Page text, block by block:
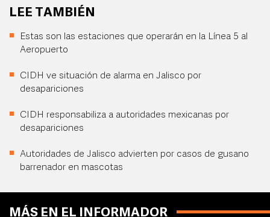
LEE TAMBIÉN
Estas son las estaciones que operarán en la Línea 5 al
Aeropuerto
CIDH ve situación de alarma en Jalisco por
desapariciones
CIDH responsabiliza a autoridades mexicanas por
desapariciones
Autoridades de Jalisco advierten por casos de gusano
barrenador en mascotas
MÁS EN EL INFORMADOR